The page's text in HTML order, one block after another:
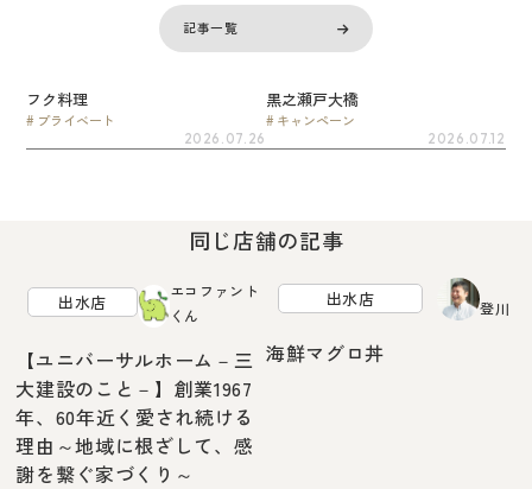
記事一覧
フク料理
プライベート
2026.07.26
黒之瀬戸大橋
キャンペーン
2026.07.12
同じ店舗の記事
出水店
エコファント
くん
【ユニバーサルホーム－三
大建設のこと－】創業1967
年、60年近く愛され続ける
理由～地域に根ざして、感
謝を繋ぐ家づくり～
出水店 登川
海鮮マグロ丼